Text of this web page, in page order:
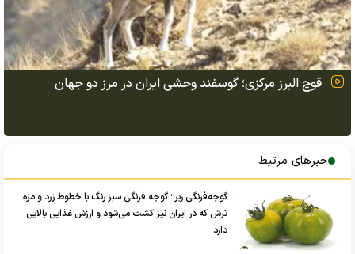
قوچ البرز مرکزی؛ گوسفند وحشی ایران در مرز دو جهان
خبرهای مرتبط
گوجه‌فرنگی زبرا؛ گوجه فرنگی سبز رنگ با خطوط زرد و مزه
ترش‌ که در ایران نیز کشت می‌شود و ارزش غذایی بالایی
دارد